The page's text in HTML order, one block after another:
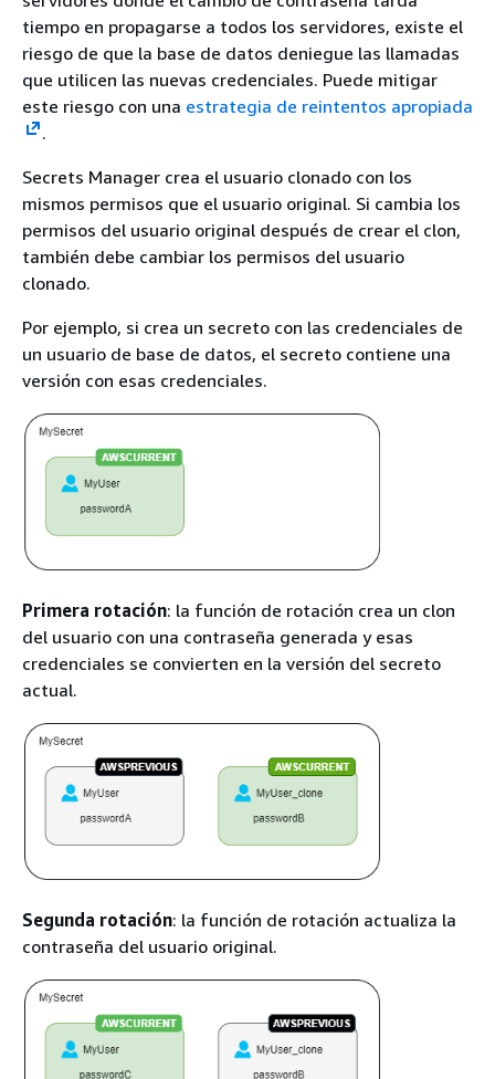
tiempo en propagarse a todos los servidores, existe el
riesgo de que la base de datos deniegue las llamadas
que utilicen las nuevas credenciales. Puede mitigar
este riesgo con una estrategia de reintentos apropiada
.
Secrets Manager crea el usuario clonado con los
mismos permisos que el usuario original. Si cambia los
permisos del usuario original después de crear el clon,
también debe cambiar los permisos del usuario
clonado.
Por ejemplo, si crea un secreto con las credenciales de
un usuario de base de datos, el secreto contiene una
versión con esas credenciales.
Primera rotación: la función de rotación crea un clon
del usuario con una contraseña generada y esas
credenciales se convierten en la versión del secreto
actual.
Segunda rotación: la función de rotación actualiza la
contraseña del usuario original.